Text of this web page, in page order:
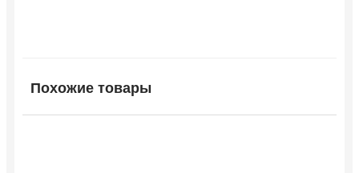
Похожие товары